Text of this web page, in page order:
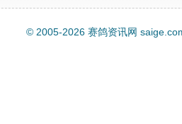
© 2005-2026 赛鸽资讯网